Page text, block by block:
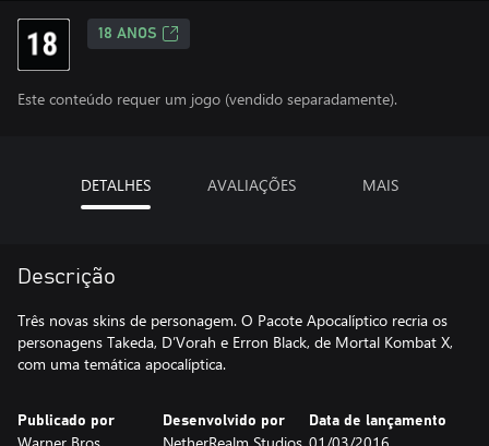
18 ANOS
Este conteúdo requer um jogo (vendido separadamente).
DETALHES AVALIAÇÕES MAIS
Descrição
Três novas skins de personagem. O Pacote Apocalíptico recria os
personagens Takeda, D’Vorah e Erron Black, de Mortal Kombat X,
com uma temática apocalíptica.
Publicado por Desenvolvido por Data de lançamento